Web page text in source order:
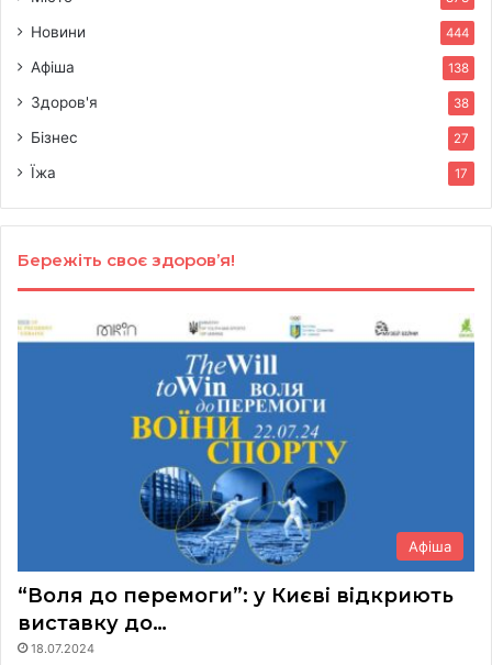
Новини 444
Афіша 138
Здоров'я 38
Бізнес 27
Їжа 17
Бережіть своє здоров’я!
Афіша
“Воля до перемоги”: у Києві відкриють
виставку до…
18.07.2024